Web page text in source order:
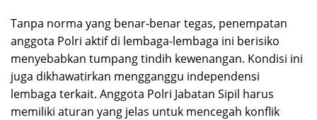
Tanpa norma yang benar-benar tegas, penempatan
anggota Polri aktif di lembaga-lembaga ini berisiko
menyebabkan tumpang tindih kewenangan. Kondisi ini
juga dikhawatirkan mengganggu independensi
lembaga terkait. Anggota Polri Jabatan Sipil harus
memiliki aturan yang jelas untuk mencegah konflik